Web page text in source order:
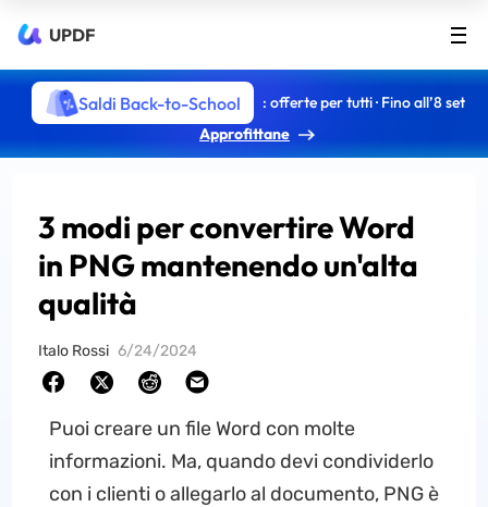
UPDF
Saldi Back-to-School
: offerte per tutti · Fino all’8 set
Approfittane
3 modi per convertire Word
in PNG mantenendo un'alta
qualità
Italo Rossi 6/24/2024
Puoi creare un file Word con molte
informazioni. Ma, quando devi condividerlo
con i clienti o allegarlo al documento, PNG è